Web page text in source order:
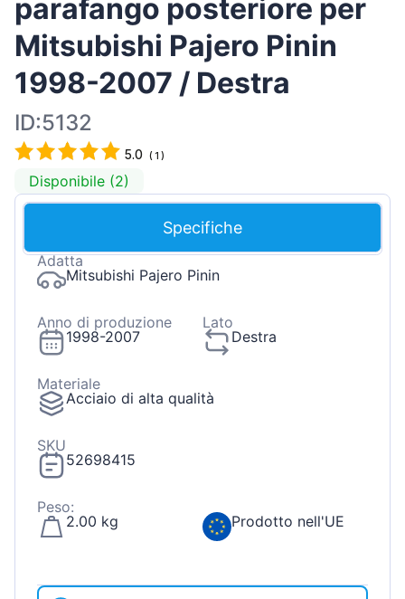
parafango posteriore per
Mitsubishi Pajero Pinin
1998-2007 / Destra
ID:5132
5.0 (1 )
Disponibile (2)
Specifiche
Adatta
Mitsubishi Pajero Pinin
Anno di produzione
1998-2007
Lato
Destra
Materiale
Acciaio di alta qualità
SKU
52698415
Peso:
2.00 kg
Prodotto nell'UE